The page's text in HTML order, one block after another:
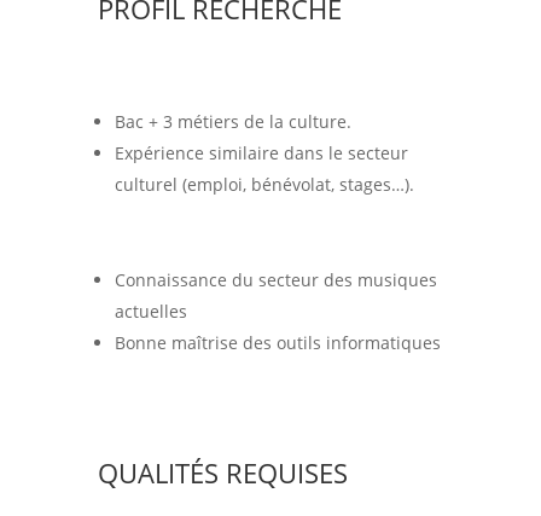
PROFIL RECHERCHÉ
Bac + 3 métiers de la culture.
Expérience similaire dans le secteur
culturel (emploi, bénévolat, stages…).
Connaissance du secteur des musiques
actuelles
Bonne maîtrise des outils informatiques
QUALITÉS REQUISES